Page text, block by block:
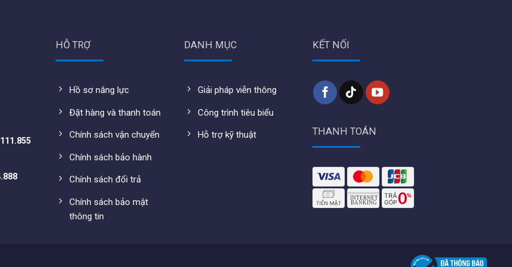
HỖ TRỢ
Hồ sơ năng lực
Đặt hàng và thanh toán
Chính sách vận chuyển
Chính sách bảo hành
Chính sách đổi trả
Chính sách bảo mật
thông tin
DANH MỤC
Giải pháp viễn thông
Công trình tiêu biểu
Hỗ trợ kỹ thuật
KẾT NỐI
THANH TOÁN